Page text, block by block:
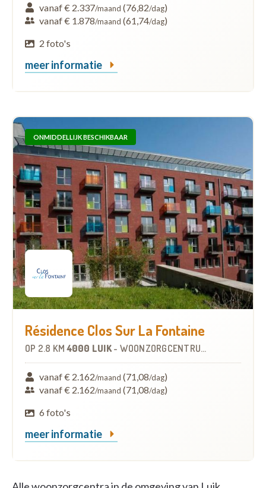
vanaf € 2.337/maand (76,82/dag)
vanaf € 1.878/maand (61,74/dag)
2 foto's
meer informatie
ONMIDDELLIJK BESCHIKBAAR
Résidence Clos Sur La Fontaine
OP 2.8 KM 4000 LUIK- WOONZORGCENTRUM (WZC)
vanaf € 2.162/maand (71,08/dag)
vanaf € 2.162/maand (71,08/dag)
6 foto's
meer informatie